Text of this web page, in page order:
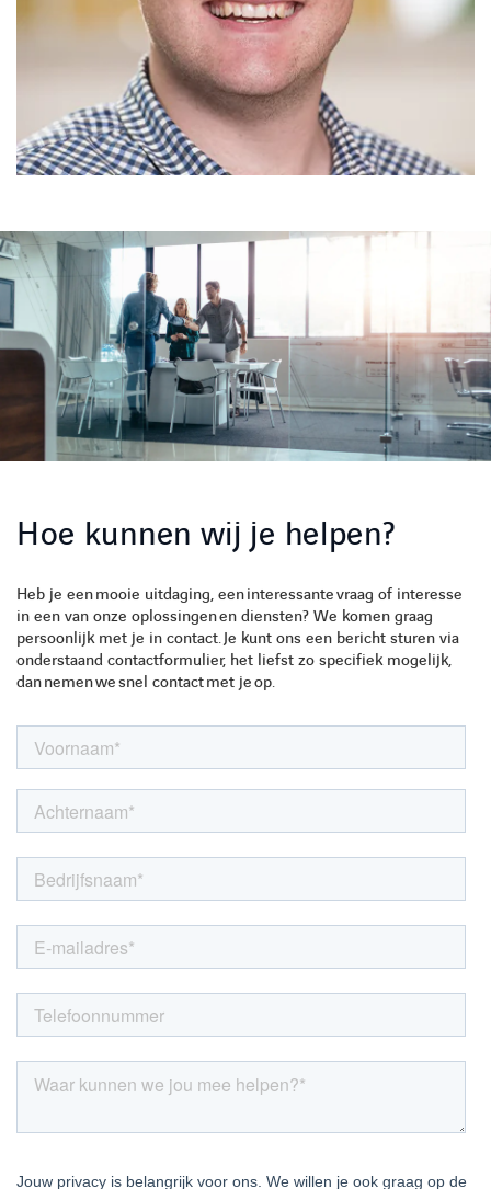
Hoe kunnen wij je helpen?
Heb je eenmooie uitdaging, eeninteressantevraag of interesse
in een van onze oplossingenen diensten? We komen graag
persoonlijk met je in contact.Je kunt ons een bericht sturen via
onderstaand contactformulier, het liefst zo specifiek mogelijk,
dannemenwesnel contactmet jeop.